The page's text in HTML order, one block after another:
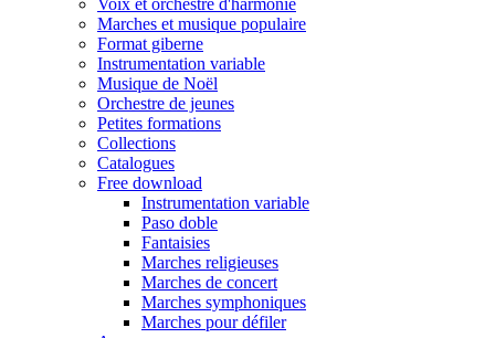
Voix et orchestre d'harmonie
Marches et musique populaire
Format giberne
Instrumentation variable
Musique de Noël
Orchestre de jeunes
Petites formations
Collections
Catalogues
Free download
Instrumentation variable
Paso doble
Fantaisies
Marches religieuses
Marches de concert
Marches symphoniques
Marches pour défiler